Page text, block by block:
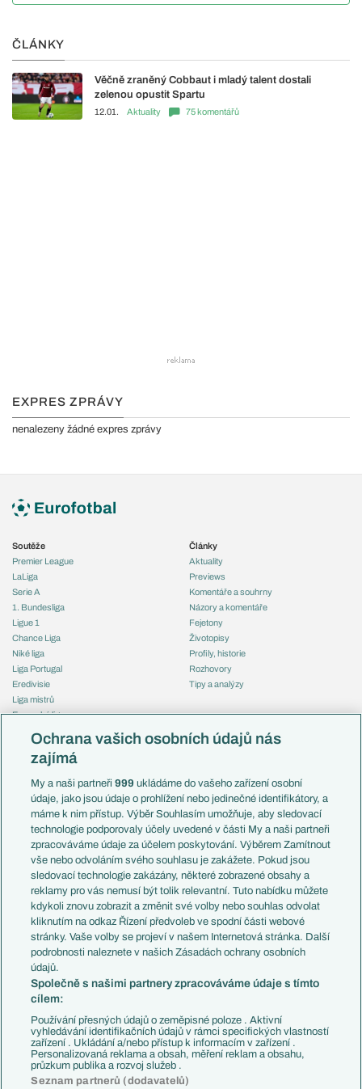
ČLÁNKY
Věčně zraněný Cobbaut i mladý talent dostali
zelenou opustit Spartu
12.01. Aktuality 75 komentářů
EXPRES ZPRÁVY
nenalezeny žádné expres zprávy
Soutěže
Premier League
LaLiga
Serie A
1. Bundesliga
Ligue 1
Chance Liga
Niké liga
Liga Portugal
Eredivisie
Liga mistrů
Evropská liga
Mistrovství světa
Liga národů
Témata
Představení týmů MS
EuroSkauting
PL v kostce
Evropské koeficienty
Přestupy
Přestupové spekulace
Zranění
Kluby
Arsenal FC
Chelsea FC
Manchester United
AC Milán
Juventus FC
Bayern Mnichov
FC Barcelona
Real Madrid
Články
Aktuality
Previews
Komentáře a souhrny
Názory a komentáře
Fejetony
Životopisy
Profily, historie
Rozhovory
Tipy a analýzy
Česko
Francie
Itálie
Německo
Španělsko
Argentina
Brazílie
Přestupy
Zápasy
Livescore
Tipovací soutěž
Ochrana vašich osobních údajů nás
zajímá
My a naši partneři999 ukládáme do vašeho zařízení osobní
údaje, jako jsou údaje o prohlížení nebo jedinečné identifikátory, a
máme k nim přístup. Výběr Souhlasím umožňuje, aby sledovací
technologie podporovaly účely uvedené v části My a naši partneři
zpracováváme údaje za účelem poskytování. Výběrem Zamítnout
vše nebo odvoláním svého souhlasu je zakážete. Pokud jsou
sledovací technologie zakázány, některé zobrazené obsahy a
reklamy pro vás nemusí být tolik relevantní. Tuto nabídku můžete
kdykoli znovu zobrazit a změnit své volby nebo souhlas odvolat
kliknutím na odkaz Řízení předvoleb ve spodní části webové
stránky. Vaše volby se projeví v našem Internetová stránka. Další
podrobnosti naleznete v našich Zásadách ochrany osobních
údajů.
Společně s našimi partnery zpracováváme údaje s tímto
cílem:
Používání přesných údajů o zeměpisné poloze . Aktivní
vyhledávání identifikačních údajů v rámci specifických vlastností
zařízení . Ukládání a/nebo přístup k informacím v zařízení .
Personalizovaná reklama a obsah, měření reklam a obsahu,
průzkum publika a rozvoj služeb .
Seznam partnerů (dodavatelů)